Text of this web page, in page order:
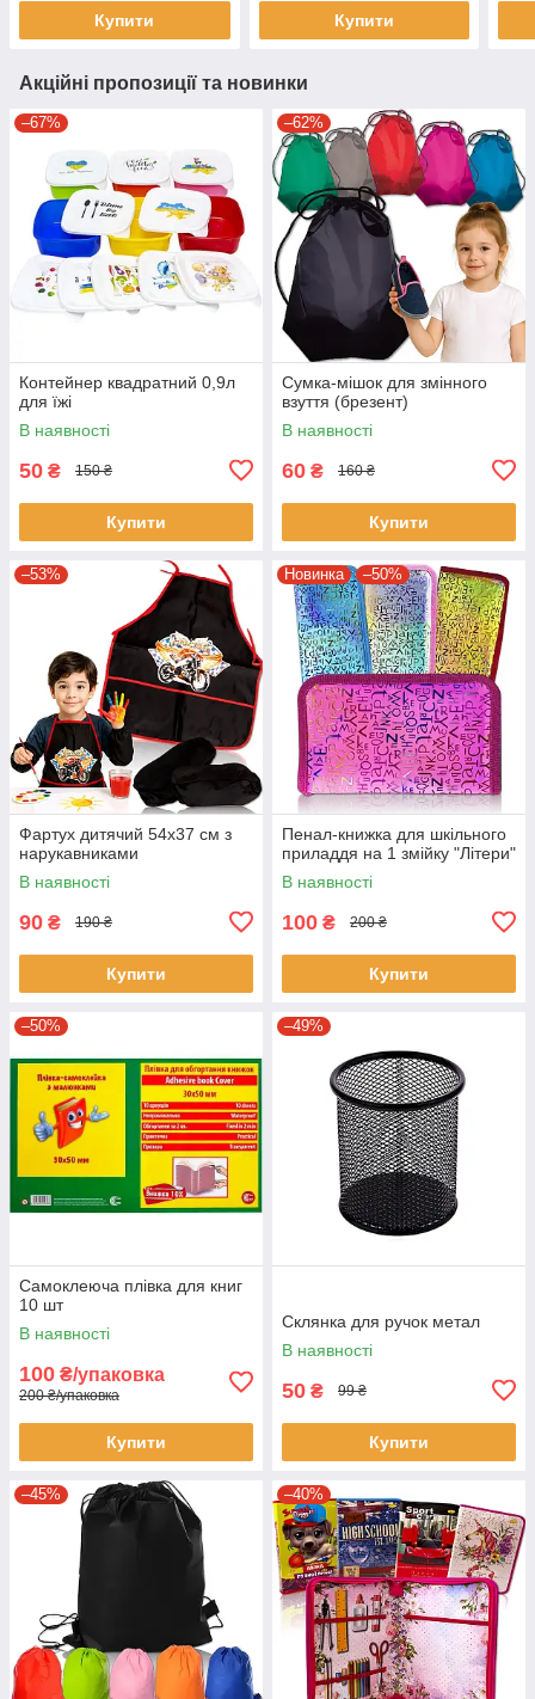
Купити Купити
Акційні пропозиції та новинки
–67%
Контейнер квадратний 0,9л
для їжі
В наявності
50 ₴ 150 ₴
Купити
–62%
Сумка-мішок для змінного
взуття (брезент)
В наявності
60 ₴ 160 ₴
Купити
–53%
Фартух дитячий 54х37 см з
нарукавниками
В наявності
90 ₴ 190 ₴
Купити
Новинка –50%
Пенал-книжка для шкільного
приладдя на 1 змійку "Літери"
В наявності
100 ₴ 200 ₴
Купити
–50%
Самоклеюча плівка для книг
10 шт
В наявності
100 ₴/упаковка
200 ₴/упаковка
Купити
–49%
Склянка для ручок метал
В наявності
50 ₴ 99 ₴
Купити
–45% –40%